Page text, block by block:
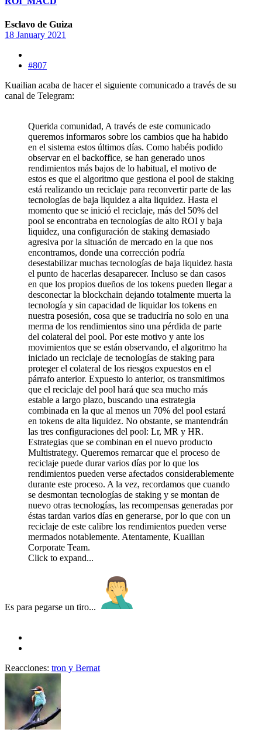
Esclavo de Guiza
18 January 2021
#807
Kuailian acaba de hacer el siguiente comunicado a través de su
canal de Telegram:
Querida comunidad, A través de este comunicado
queremos informaros sobre los cambios que ha habido
en el sistema estos últimos días. Como habéis podido
observar en el backoffice, se han generado unos
rendimientos más bajos de lo habitual, el motivo de
estos es que el algoritmo que gestiona el pool de staking
está realizando un reciclaje para reconvertir parte de las
tecnologías de baja liquidez a alta liquidez. Hasta el
momento que se inició el reciclaje, más del 50% del
pool se encontraba en tecnologías de alto ROI y baja
liquidez, una configuración de staking demasiado
agresiva por la situación de mercado en la que nos
encontramos, donde una corrección podría
desestabilizar muchas tecnologías de baja liquidez hasta
el punto de hacerlas desaparecer. Incluso se dan casos
en que los propios dueños de los tokens pueden llegar a
desconectar la blockchain dejando totalmente muerta la
tecnología y sin capacidad de liquidar los tokens en
nuestra posesión, cosa que se traduciría no solo en una
merma de los rendimientos sino una pérdida de parte
del colateral del pool. Por este motivo y ante los
movimientos que se están observando, el algoritmo ha
iniciado un reciclaje de tecnologías de staking para
proteger el colateral de los riesgos expuestos en el
párrafo anterior. Expuesto lo anterior, os transmitimos
que el reciclaje del pool hará que sea mucho más
estable a largo plazo, buscando una estrategia
combinada en la que al menos un 70% del pool estará
en tokens de alta liquidez. No obstante, se mantendrán
las tres configuraciones del pool: Lr, MR y HR.
Estrategias que se combinan en el nuevo producto
Multistrategy. Queremos remarcar que el proceso de
reciclaje puede durar varios días por lo que los
rendimientos pueden verse afectados considerablemente
durante este proceso. A la vez, recordamos que cuando
se desmontan tecnologías de staking y se montan de
nuevo otras tecnologías, las recompensas generadas por
éstas tardan varios días en generarse, por lo que con un
reciclaje de este calibre los rendimientos pueden verse
mermados notablemente. Atentamente, Kuailian
Corporate Team.
Click to expand...
Es para pegarse un tiro...
Reacciones: tron y Bernat